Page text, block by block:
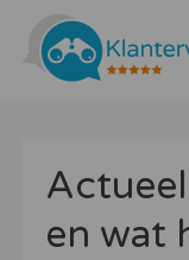
Tarieven
Bedrijven
en wat